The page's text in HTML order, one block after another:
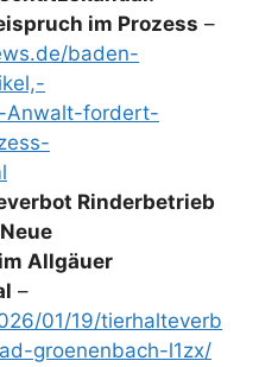
im Prozess –
baden-
Anwalt-fordert-
Rinderbetrieb
Allgäuer
–
01/19/tierhalteverb
groenenbach-l1zx/